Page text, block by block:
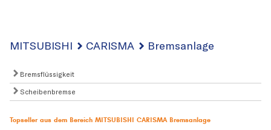
MITSUBISHI CARISMA Bremsanlage
Bremsflüssigkeit
Scheibenbremse
Topseller aus dem Bereich MITSUBISHI CARISMA Bremsanlage